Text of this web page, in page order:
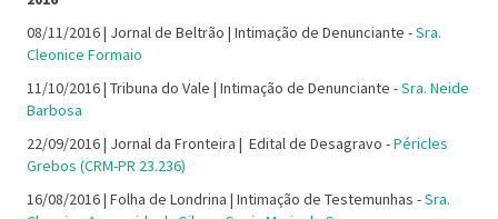
08/11/2016 | Jornal de Beltrão | Intimação de Denunciante -Sra.
Cleonice Formaio
11/10/2016 | Tribuna do Vale | Intimação de Denunciante -Sra. Neide
Barbosa
22/09/2016 | Jornal da Fronteira | Edital de Desagravo -Péricles
Grebos (CRM-PR 23.236)
16/08/2016 | Folha de Londrina | Intimação de Testemunhas -Sra.